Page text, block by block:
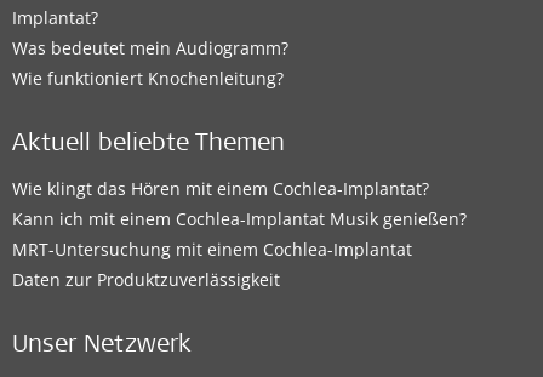
Implantat?
Was bedeutet mein Audiogramm?
Wie funktioniert Knochenleitung?
Aktuell beliebte Themen
Wie klingt das Hören mit einem Cochlea-Implantat?
Kann ich mit einem Cochlea-Implantat Musik genießen?
MRT-Untersuchung mit einem Cochlea-Implantat
Daten zur Produktzuverlässigkeit
Unser Netzwerk